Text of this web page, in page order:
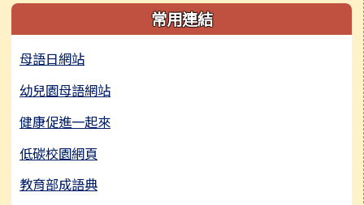
常用連結
母語日網站
幼兒園母語網站
健康促進一起來
低碳校園網頁
教育部成語典